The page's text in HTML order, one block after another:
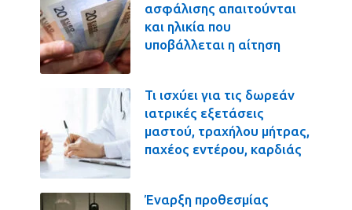
ασφάλισης απαιτούνται
και ηλικία που
υποβάλλεται η αίτηση
Τι ισχύει για τις δωρεάν
ιατρικές εξετάσεις
μαστού, τραχήλου μήτρας,
παχέος εντέρου, καρδιάς
Έναρξη προθεσμίας